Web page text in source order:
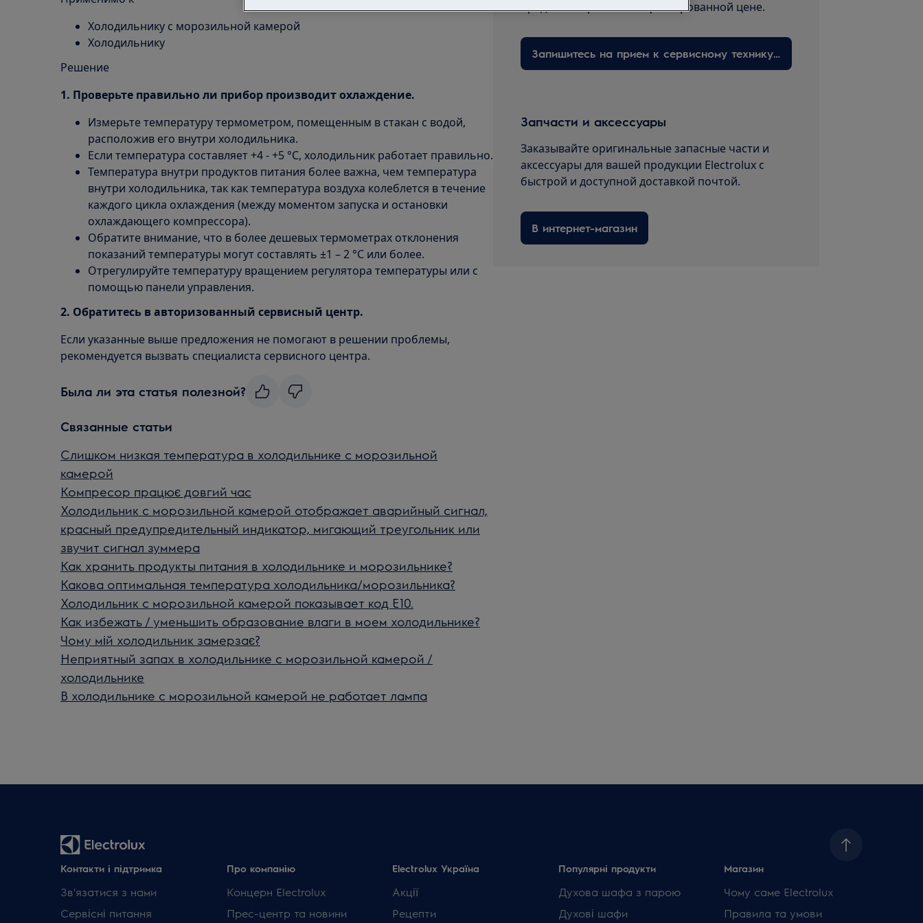
Холодильнику с морозильной камерой
Холодильнику
Решение
1. Проверьте правильно ли прибор производит охлаждение.
Измерьте температуру термометром, помещенным в стакан с водой,
расположив его внутри холодильника.
Если температура составляет +4 - +5 °C, холодильник работает правильно.
Температура внутри продуктов питания более важна, чем температура
внутри холодильника, так как температура воздуха колеблется в течение
каждого цикла охлаждения (между моментом запуска и остановки
охлаждающего компрессора).
Обратите внимание, что в более дешевых термометрах отклонения
показаний температуры могут составлять ±1 – 2 °C или более.
Отрегулируйте температуру вращением регулятора температуры или с
помощью панели управления.
2. Обратитесь в авторизованный сервисный центр.
Если указанные выше предложения не помогают в решении проблемы,
рекомендуется вызвать специалиста сервисного центра.
Была ли эта статья полезной?
Связанные статьи
Слишком низкая температура в холодильнике с морозильной
камерой
Компресор працює довгий час
Холодильник с морозильной камерой отображает аварийный сигнал,
красный предупредительный индикатор, мигающий треугольник или
звучит сигнал зуммера
Как хранить продукты питания в холодильнике и морозильнике?
Какова оптимальная температура холодильника/морозильника?
Холодильник с морозильной камерой показывает код E10.
Как избежать / уменьшить образование влаги в моем холодильнике?
Чому мій холодильник замерзає?
Неприятный запах в холодильнике с морозильной камерой /
холодильнике
В холодильнике с морозильной камерой не работает лампа
предлагаем ремонт по фиксированной цене.
Запишитесь на прием к сервисному технику здесь
Запчасти и аксессуары
Заказывайте оригинальные запасные части и
аксессуары для вашей продукции Electrolux с
быстрой и доступной доставкой почтой.
В интернет-магазин
Контакти і підтримка
Зв'язатися з нами
Сервісні питання
Про компанію
Концерн Electrolux
Прес-центр та новини
Electrolux Україна
Акції
Рецепти
Популярні продукти
Духова шафа з парою
Духові шафи
Магазин
Чому саме Electrolux
Правила та умови